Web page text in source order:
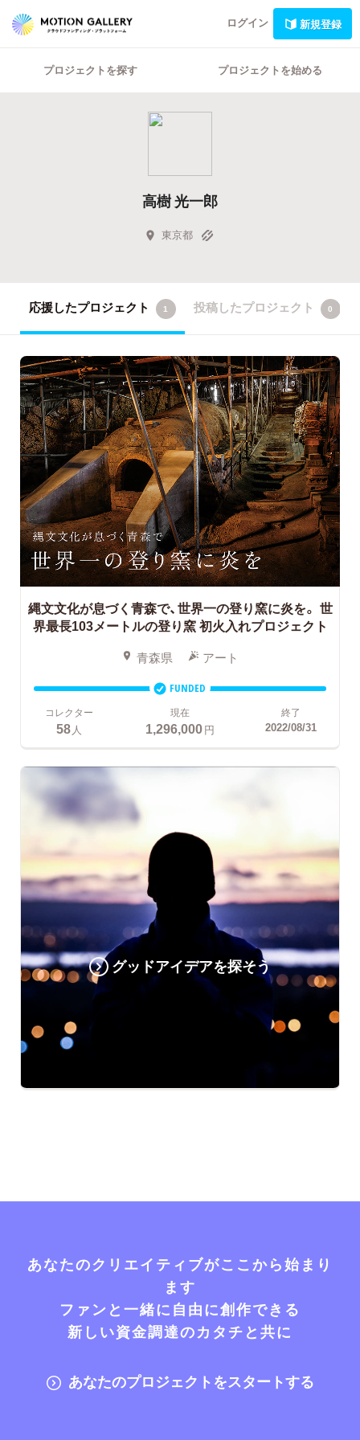
ログイン 新規登録
プロジェクトを探す プロジェクトを始める
高樹 光一郎
東京都
応援したプロジェクト 1 投稿したプロジェクト 0
縄文文化が息づく青森で、世界一の登り窯に炎を。 世
界最長103メートルの登り窯 初火入れプロジェクト
青森県 アート
FUNDED
コレクター
58 人
現在
1,296,000円
終了
2022/08/31
グッドアイデアを探そう
あなたのクリエイティブがここから始まり
ます
ファンと一緒に自由に創作できる
新しい資金調達のカタチと共に
あなたのプロジェクトをスタートする